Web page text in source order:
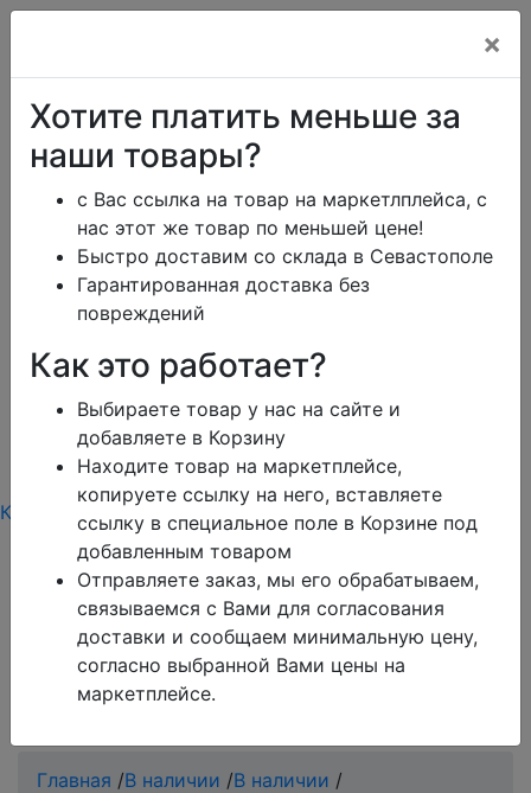
ikeaDos@mail.ru
ГлавнаяКаталогТарифыПомощь
Отзывы
Обмен и возврат
Блог
Заказать юр.лицу
Контакты
режим работы
Корзина
Каталог
Тарифы Контакты режим работы
Обратите внимание!Поиск работает только по
товарам, которые есть в базе сайта.
Если Вы не нашли то, что Вы ищите, обратитесь в
чат на сайте, оператор всегда Вам поможет.
Главная /В наличии /В наличии /
×
Хотите платить меньше за
наши товары?
с Вас ссылка на товар на маркетлплейса, с
нас этот же товар по меньшей цене!
Быстро доставим со склада в Севастополе
Гарантированная доставка без
повреждений
Как это работает?
Выбираете товар у нас на сайте и
добавляете в Корзину
Находите товар на маркетплейсе,
копируете ссылку на него, вставляете
ссылку в специальное поле в Корзине под
добавленным товаром
Отправляете заказ, мы его обрабатываем,
связываемся с Вами для согласования
доставки и сообщаем минимальную цену,
согласно выбранной Вами цены на
маркетплейсе.